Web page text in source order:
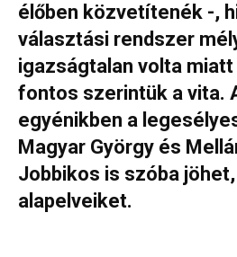
élőben közvetítenék -,
választási rendszer
igazságtalan volta
fontos szerintük a vita.
egyénikben a
Magyar György és
Jobbikos is szóba
alapelveiket.